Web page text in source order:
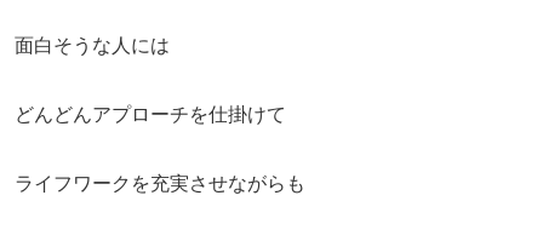
面白そうな人には
どんどんアプローチを仕掛けて
ライフワークを充実させながらも